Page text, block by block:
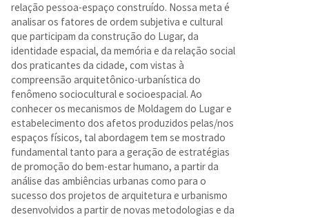
relação pessoa-espaço construído. Nossa meta é
analisar os fatores de ordem subjetiva e cultural
que participam da construção do Lugar, da
identidade espacial, da memória e da relação social
dos praticantes da cidade, com vistas à
compreensão arquitetônico-urbanística do
fenômeno sociocultural e socioespacial. Ao
conhecer os mecanismos de Moldagem do Lugar e
estabelecimento dos afetos produzidos pelas/nos
espaços físicos, tal abordagem tem se mostrado
fundamental tanto para a geração de estratégias
de promoção do bem-estar humano, a partir da
análise das ambiências urbanas como para o
sucesso dos projetos de arquitetura e urbanismo
desenvolvidos a partir de novas metodologias e da